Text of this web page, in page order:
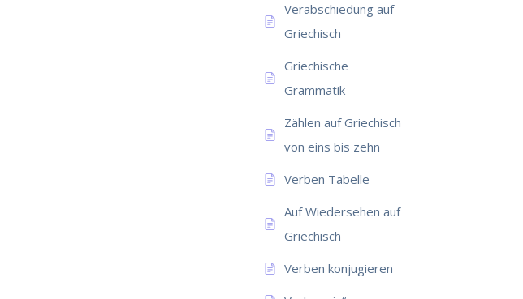
Verabschiedung auf
Griechisch
Griechische
Grammatik
Zählen auf Griechisch
von eins bis zehn
Verben Tabelle
Auf Wiedersehen auf
Griechisch
Verben konjugieren